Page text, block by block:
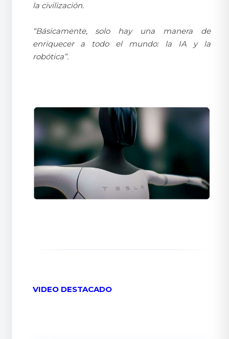
la civilización.
“Básicamente, solo hay una manera de
enriquecer a todo el mundo: la IA y la
robótica”.
VIDEO DESTACADO